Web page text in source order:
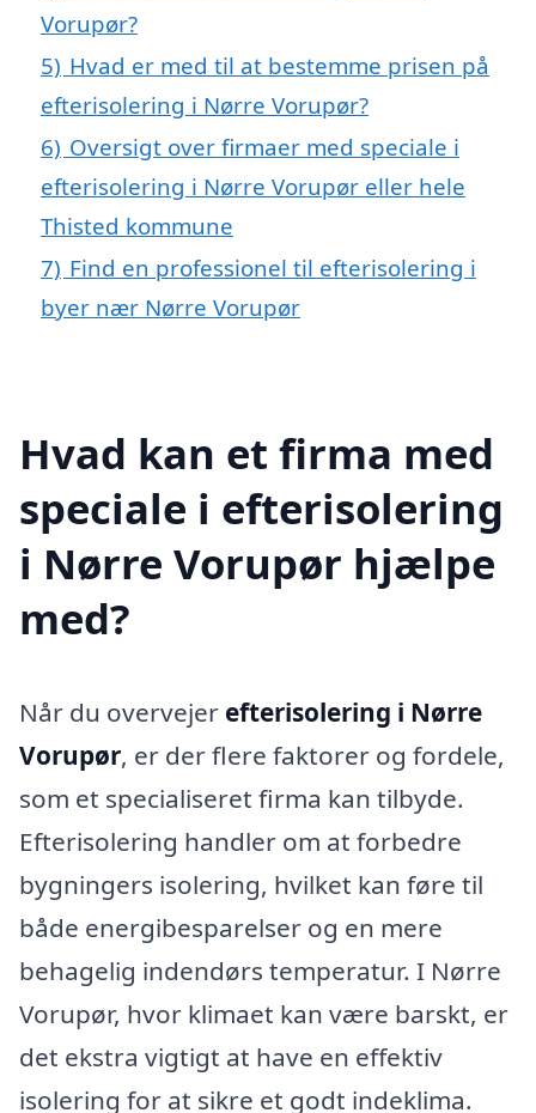
Vorupør?
5) Hvad er med til at bestemme prisen på
efterisolering i Nørre Vorupør?
6) Oversigt over firmaer med speciale i
efterisolering i Nørre Vorupør eller hele
Thisted kommune
7) Find en professionel til efterisolering i
byer nær Nørre Vorupør
Hvad kan et firma med
speciale i efterisolering
i Nørre Vorupør hjælpe
med?
Når du overvejer efterisolering i Nørre
Vorupør, er der flere faktorer og fordele,
som et specialiseret firma kan tilbyde.
Efterisolering handler om at forbedre
bygningers isolering, hvilket kan føre til
både energibesparelser og en mere
behagelig indendørs temperatur. I Nørre
Vorupør, hvor klimaet kan være barskt, er
det ekstra vigtigt at have en effektiv
isolering for at sikre et godt indeklima.